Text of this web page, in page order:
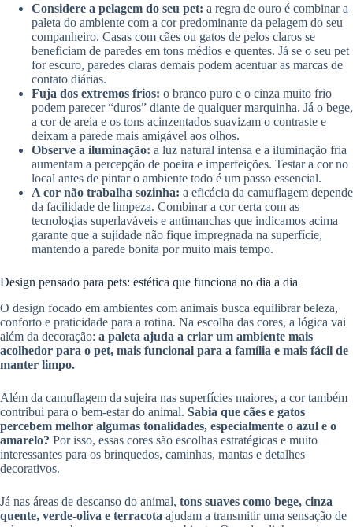
Considere a pelagem do seu pet: a regra de ouro é combinar a
paleta do ambiente com a cor predominante da pelagem do seu
companheiro. Casas com cães ou gatos de pelos claros se
beneficiam de paredes em tons médios e quentes. Já se o seu pet
for escuro, paredes claras demais podem acentuar as marcas de
contato diárias.
Fuja dos extremos frios: o branco puro e o cinza muito frio
podem parecer “duros” diante de qualquer marquinha. Já o bege,
a cor de areia e os tons acinzentados suavizam o contraste e
deixam a parede mais amigável aos olhos.
Observe a iluminação: a luz natural intensa e a iluminação fria
aumentam a percepção de poeira e imperfeições. Testar a cor no
local antes de pintar o ambiente todo é um passo essencial.
A cor não trabalha sozinha: a eficácia da camuflagem depende
da facilidade de limpeza. Combinar a cor certa com as
tecnologias superlaváveis e antimanchas que indicamos acima
garante que a sujidade não fique impregnada na superfície,
mantendo a parede bonita por muito mais tempo.
Design pensado para pets: estética que funciona no dia a dia
O design focado em ambientes com animais busca equilibrar beleza,
conforto e praticidade para a rotina. Na escolha das cores, a lógica vai
além da decoração: a paleta ajuda a criar um ambiente mais
acolhedor para o pet, mais funcional para a família e mais fácil de
manter limpo.
Além da camuflagem da sujeira nas superfícies maiores, a cor também
contribui para o bem-estar do animal. Sabia que cães e gatos
percebem melhor algumas tonalidades, especialmente o azul e o
amarelo? Por isso, essas cores são escolhas estratégicas e muito
interessantes para os brinquedos, caminhas, mantas e detalhes
decorativos.
Já nas áreas de descanso do animal, tons suaves como bege, cinza
quente, verde-oliva e terracota ajudam a transmitir uma sensação de